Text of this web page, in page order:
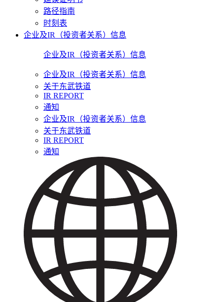
路径指南
时刻表
企业及IR（投资者关系）信息
企业及IR（投资者关系）信息
企业及IR（投资者关系）信息
关于东武铁道
IR REPORT
通知
企业及IR（投资者关系）信息
关于东武铁道
IR REPORT
通知